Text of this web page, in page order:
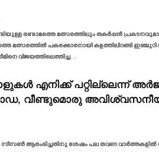
രണ്ടാമത്തെ മത്സരത്തിലും തകർപ്പൻ
മത്സരത്തിൽ പകരക്കാരനായി കളത്തിലിറങ്ങി ഇഞ്ചുറി
വിജയത്തിലെത്തിച്ച…
എനിക്ക് പറ്റില്ലെന്ന്
വീണ്ടുമൊരു
ആരംഭിച്ചതിനു ശേഷം പല തവണ വാർത്തകളിൽ